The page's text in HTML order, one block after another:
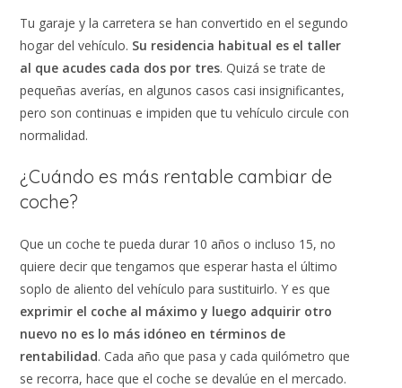
Tu garaje y la carretera se han convertido en el segundo
hogar del vehículo. Su residencia habitual es el taller
al que acudes cada dos por tres. Quizá se trate de
pequeñas averías, en algunos casos casi insignificantes,
pero son continuas e impiden que tu vehículo circule con
normalidad.
¿Cuándo es más rentable cambiar de
coche?
Que un coche te pueda durar 10 años o incluso 15, no
quiere decir que tengamos que esperar hasta el último
soplo de aliento del vehículo para sustituirlo. Y es que
exprimir el coche al máximo y luego adquirir otro
nuevo no es lo más idóneo en términos de
rentabilidad. Cada año que pasa y cada quilómetro que
se recorra, hace que el coche se devalúe en el mercado.